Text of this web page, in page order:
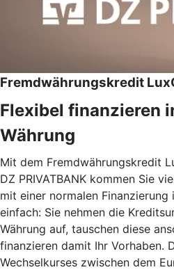
Fremdwährungskredit
Flexibel finanzieren
Währung
Mit dem Fremdwährungskredit
DZ PRIVATBANK kommen Sie
mit einer normalen Finanzierung
einfach: Sie nehmen die
Währung auf, tauschen diese
finanzieren damit Ihr Vorhaben.
Wechselkurses zwischen dem